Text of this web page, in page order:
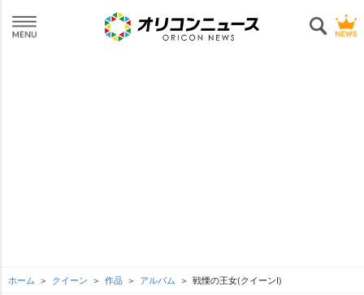
ホーム クイーン 作品 アルバム 戦慄の王女(クイーンI)